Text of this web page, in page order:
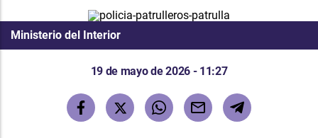
Ministerio del Interior
19 de mayo de 2026 - 11:27